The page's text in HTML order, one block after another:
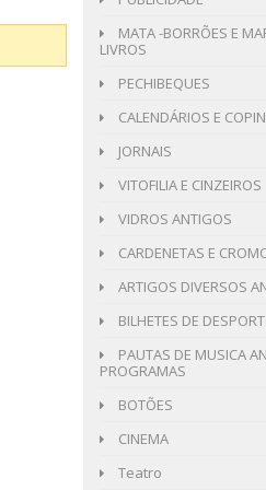
MATA -BORRÕES E
LIVROS
PECHIBEQUES
CALENDÁRIOS E
JORNAIS
VITOFILIA E CINZEIROS
VIDROS ANTIGOS
CARDENETAS E
ARTIGOS DIVERSOS
BILHETES DE
PAUTAS DE MUSICA
PROGRAMAS
BOTÕES
CINEMA
Teatro